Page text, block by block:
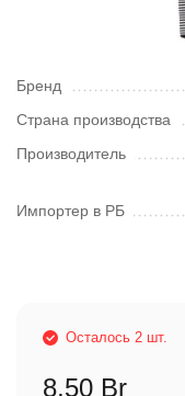
Бренд
Страна производства
Производитель
Импортер в РБ
Осталось 2 шт.
8,50 Br